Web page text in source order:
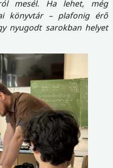
mesél. Ha lehet, még
könyvtár – plafonig érő
nyugodt sarokban helyet